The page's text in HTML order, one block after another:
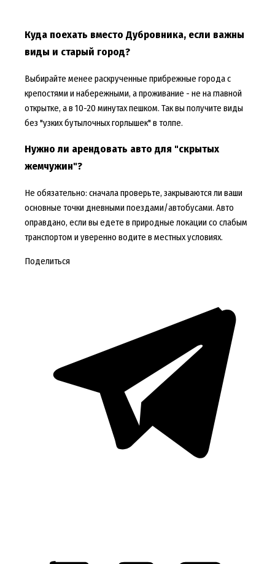
Куда поехать вместо Дубровника, если важны
виды и старый город?
Выбирайте менее раскрученные прибрежные города с
крепостями и набережными, а проживание - не на главной
открытке, а в 10-20 минутах пешком. Так вы получите виды
без "узких бутылочных горлышек" в толпе.
Нужно ли арендовать авто для "скрытых
жемчужин"?
Не обязательно: сначала проверьте, закрываются ли ваши
основные точки дневными поездами/автобусами. Авто
оправдано, если вы едете в природные локации со слабым
транспортом и уверенно водите в местных условиях.
Поделиться